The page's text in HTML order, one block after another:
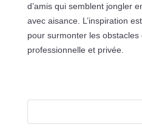
d’amis qui semblent jongler
avec aisance. L’inspiration
pour surmonter les obstacles
professionnelle et privée.